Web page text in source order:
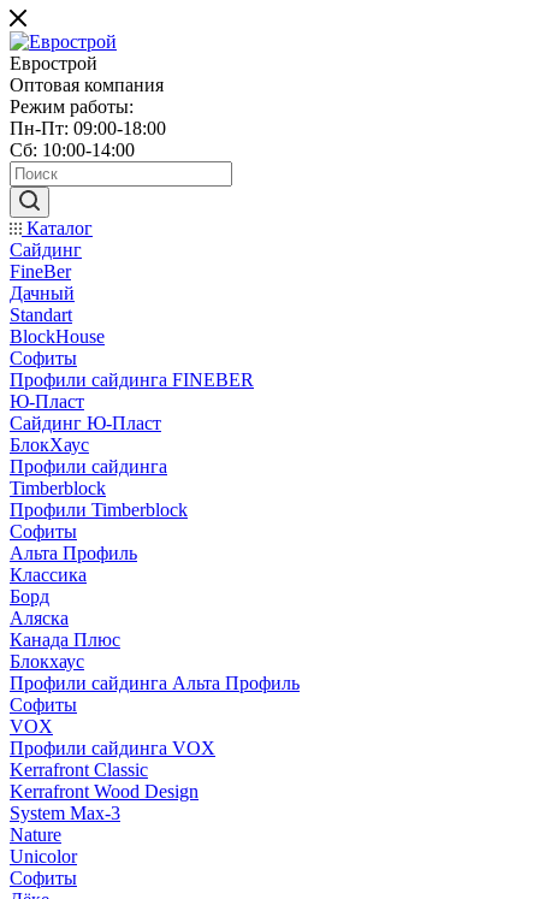
Еврострой
Оптовая компания
Режим работы:
Пн-Пт: 09:00-18:00
Сб: 10:00-14:00
Каталог
Сайдинг
FineBer
Дачный
Standart
BlockHouse
Софиты
Профили сайдинга FINEBER
Ю-Пласт
Сайдинг Ю-Пласт
БлокХаус
Профили сайдинга
Timberblock
Профили Timberblock
Софиты
Альта Профиль
Классика
Борд
Аляска
Канада Плюс
Блокхаус
Профили сайдинга Альта Профиль
Софиты
VOX
Профили сайдинга VOX
Kerrafront Classic
Kerrafront Wood Design
System Max-3
Nature
Unicolor
Софиты